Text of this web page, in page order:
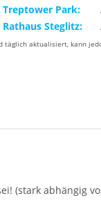
Park:
Steglitz:
täglich aktualisiert, kann
(stark abhängig